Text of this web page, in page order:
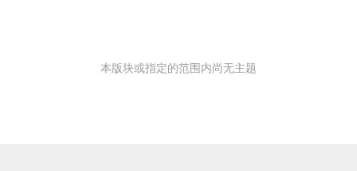
本版块或指定的范围内尚无主题